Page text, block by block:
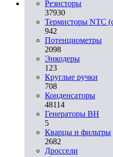
Резисторы
37930
Термисторы NTC
942
Потенциометры
2098
Энкодеры
123
Круглые ручки
708
Конденсаторы
48114
Генераторы ВН
5
Кварцы и фильтры
2682
Дроссели